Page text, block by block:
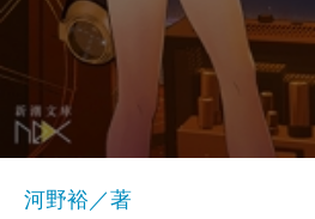
河野裕／著